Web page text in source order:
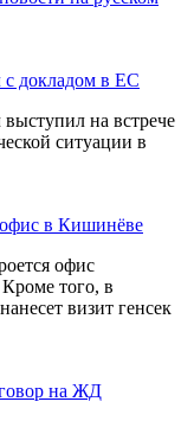
с докладом в ЕС
на встрече
ситуации в
в Кишинёве
офис
того, в
визит генсек
на ЖД